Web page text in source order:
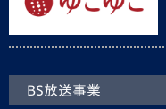
BS放送事業